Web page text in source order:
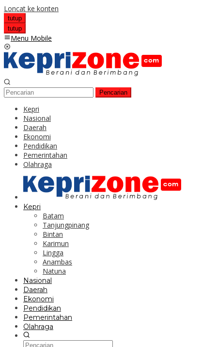
Loncat ke konten
tutup
tutup
Menu Mobile
Pencarian
Kepri
Nasional
Daerah
Ekonomi
Pendidikan
Pemerintahan
Olahraga
Kepri
Batam
Tanjungpinang
Bintan
Karimun
Lingga
Anambas
Natuna
Nasional
Daerah
Ekonomi
Pendidikan
Pemerintahan
Olahraga